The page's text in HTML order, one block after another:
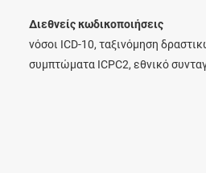
Διεθνείς κωδικοποιήσεις
νόσοι ICD-10, ταξινόμηση
συμπτώματα ICPC2, εθνικό